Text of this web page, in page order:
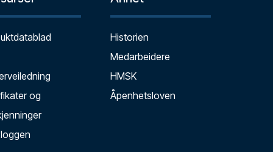
og
Historien
Medarbeidere
HMSK
Åpenhetsloven